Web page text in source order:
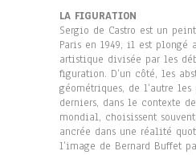
LA FIGURATION
Sergio de Castro est un
Paris en 1949, il est plongé
artistique divisée par les
figuration. D’un côté, les
géométriques, de l’autre
derniers, dans le contexte
mondial, choisissent
ancrée dans une réalité
l’image de Bernard Buffet